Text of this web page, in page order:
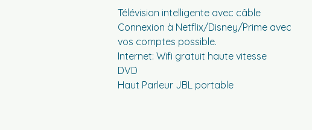
Télévision intelligente avec câble
Connexion à Netflix/Disney/Prime avec
vos comptes possible.
Internet: Wifi gratuit haute vitesse
DVD
Haut Parleur JBL portable